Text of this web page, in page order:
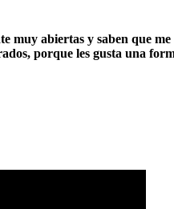
muy abiertas y saben que
porque les gusta una